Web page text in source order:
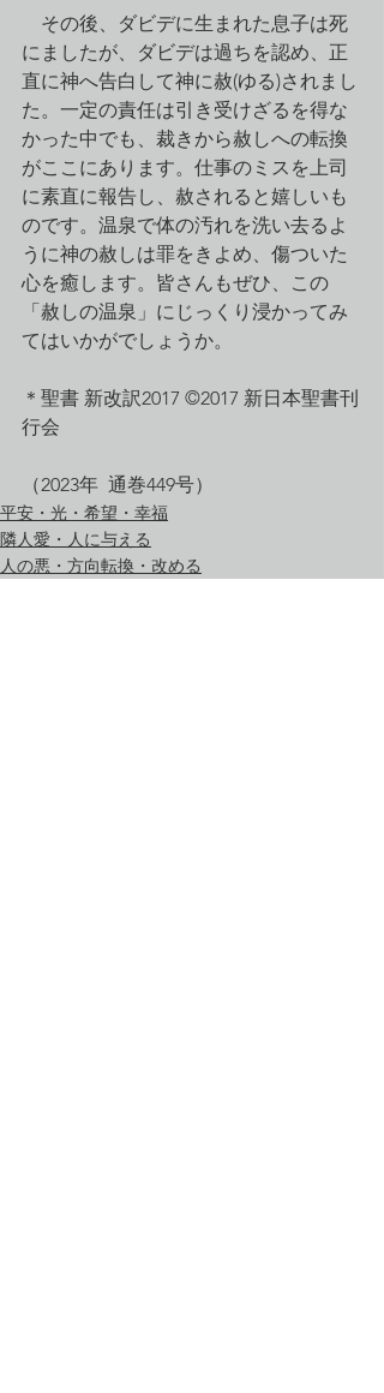
その後、ダビデに生まれた息子は死
にましたが、ダビデは過ちを認め、正
直に神へ告白して神に赦(ゆる)されまし
た。一定の責任は引き受けざるを得な
かった中でも、裁きから赦しへの転換
がここにあります。仕事のミスを上司
に素直に報告し、赦されると嬉しいも
のです。温泉で体の汚れを洗い去るよ
うに神の赦しは罪をきよめ、傷ついた
心を癒します。皆さんもぜひ、この
「赦しの温泉」にじっくり浸かってみ
てはいかがでしょうか。
＊聖書 新改訳2017 ©2017 新日本聖書刊
行会
（2023年  通巻449号）
平安・光・希望・幸福
隣人愛・人に与える
人の悪・方向転換・改める